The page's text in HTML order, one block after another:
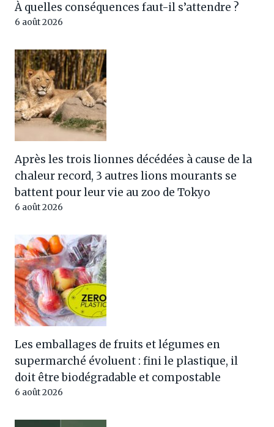
À quelles conséquences faut-il s’attendre ?
6 août 2026
Après les trois lionnes décédées à cause de la
chaleur record, 3 autres lions mourants se
battent pour leur vie au zoo de Tokyo
6 août 2026
Les emballages de fruits et légumes en
supermarché évoluent : fini le plastique, il
doit être biodégradable et compostable
6 août 2026